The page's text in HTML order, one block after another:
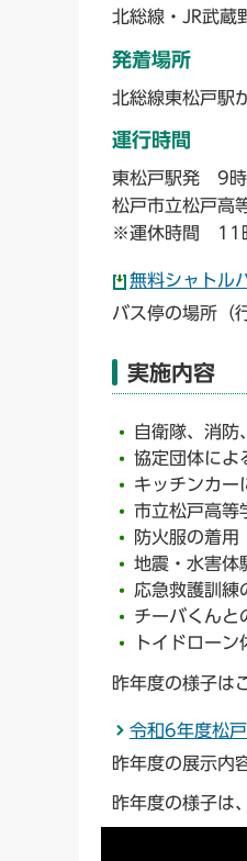
北総線・JR武蔵
発着場所
北総線東松戸駅
運行時間
東松戸駅発 9
松戸市立松戸
※運休時間 11
無料シャトル
バス停の場所（
実施内容
自衛隊、消防
協定団体によ
キッチンカー
市立松戸高等
防火服の着用
地震・水害体
応急救護訓練
チーバくんと
トイドローン
昨年度の様子は
令和6年度松
昨年度の展示内
昨年度の様子は